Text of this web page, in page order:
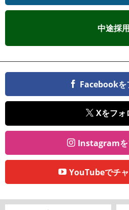
中途採用
Facebookを
Xをフォ
Instagramを
YouTubeでチ